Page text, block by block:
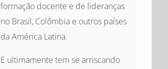
formação docente e de lideranças
no Brasil, Colômbia e outros países
da América Latina.
E ultimamente tem se arriscando